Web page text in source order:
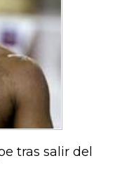
tras salir del